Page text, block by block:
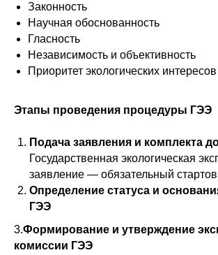
Законность
Научная обоснованность
Гласность
Независимость и объективность
Приоритет экологических
Этапы проведения процедуры ГЭЭ
Подача заявления и комплекта
Государственная экологическая
заявление — обязательный
Определение статуса и
ГЭЭ
3.Формирование и утверждение
комиссии ГЭЭ